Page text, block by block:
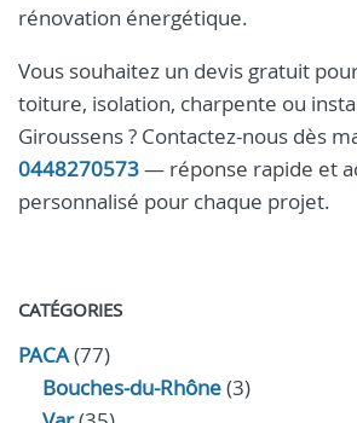
rénovation énergétique.
Vous souhaitez un devis gratuit
toiture, isolation, charpente ou
Giroussens ? Contactez-nous dès
0448270573— réponse rapide et
personnalisé pour chaque projet.
CATÉGORIES
PACA(77)
Bouches-du-Rhône(3)